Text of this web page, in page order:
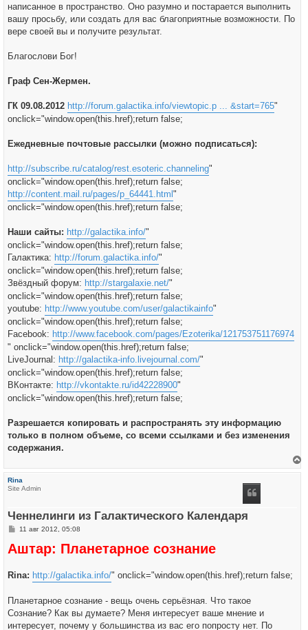
написанное в пространство. Оно разумно и постарается выполнить
вашу просьбу, или создать для вас благоприятные возможности. По
вере своей вы и получите результат.
Благослови Бог!
Граф Сен-Жермен.
ГК 09.08.2012 http://forum.galactika.info/viewtopic.p ... &start=765"
onclick="window.open(this.href);return false;
Ежедневные почтовые рассылки (можно подписаться):
http://subscribe.ru/catalog/rest.esoteric.channeling"
onclick="window.open(this.href);return false;
http://content.mail.ru/pages/p_64441.html "
onclick="window.open(this.href);return false;
Наши сайты: http://galactika.info/"
onclick="window.open(this.href);return false;
Галактика: http://forum.galactika.info/"
onclick="window.open(this.href);return false;
Звёздный форум: http://stargalaxie.net/"
onclick="window.open(this.href);return false;
youtube: http://www.youtube.com/user/galactikainfo"
onclick="window.open(this.href);return false;
Facebook: http://www.facebook.com/pages/Ezoterika/121753751176974
" onclick="window.open(this.href);return false;
LiveJournal: http://galactika-info.livejournal.com/"
onclick="window.open(this.href);return false;
ВКонтакте: http://vkontakte.ru/id42228900"
onclick="window.open(this.href);return false;
Разрешается копировать и распространять эту информацию
только в полном объеме, со всеми ссылками и без изменения
содержания.
Rina
Site Admin
Ченнелинги из Галактического Календаря
С
о
б
н
11 авг 2012, 05:08
Аштар: Планетарное сознание
Rina: http://galactika.info/" onclick="window.open(this.href);return false;
Планетарное сознание - вещь очень серьёзная. Что такое
Сознание? Как вы думаете? Меня интересует ваше мнение и
интересует, почему у большинства из вас его попросту нет. По